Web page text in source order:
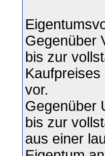
Gegenüber
bis zur
vor.
Gegenüber
bis zur
aus einer